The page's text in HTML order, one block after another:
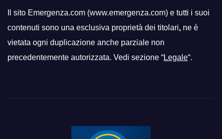
Il sito Emergenza.com (www.emergenza.com) e tutti i suoi
contenuti sono una esclusiva proprietà dei titolari, ne è
vietata ogni duplicazione anche parziale non
precedentemente autorizzata. Vedi sezione “Legale“.